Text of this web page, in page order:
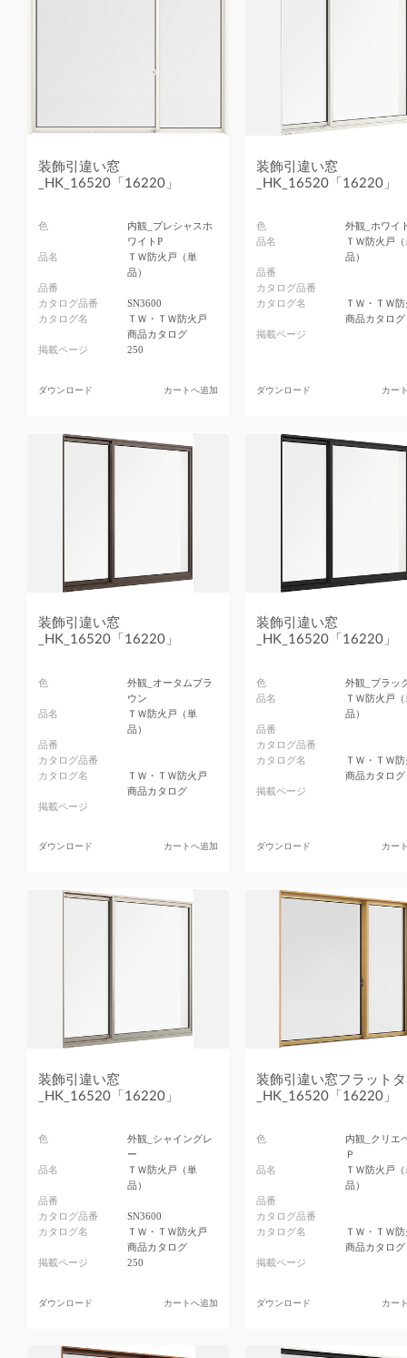
装飾引違い窓
_HK_16520「16220」
色
内観_プレシャスホ
ワイトP
品名
ＴＷ防火戸（単
品）
品番
カタログ品番
SN3600
カタログ名
ＴＷ・ＴＷ防火戸
商品カタログ
掲載ページ
250
ダウンロード カートへ追加
装飾引違い窓
_HK_16520「16220」
色
外観_ホワイ
品名
ＴＷ防火戸
品）
品番
カタログ品番
カタログ名
ＴＷ・ＴＷ
商品カタログ
掲載ページ
ダウンロード カー
装飾引違い窓
_HK_16520「16220」
色
外観_オータムブラ
ウン
品名
ＴＷ防火戸（単
品）
品番
カタログ品番
カタログ名
ＴＷ・ＴＷ防火戸
商品カタログ
掲載ページ
ダウンロード カートへ追加
装飾引違い窓
_HK_16520「16220」
色
外観_ブラッ
品名
ＴＷ防火戸
品）
品番
カタログ品番
カタログ名
ＴＷ・ＴＷ
商品カタログ
掲載ページ
ダウンロード カー
装飾引違い窓
_HK_16520「16220」
色
外観_シャイングレ
ー
品名
ＴＷ防火戸（単
品）
品番
カタログ品番
SN3600
カタログ名
ＴＷ・ＴＷ防火戸
商品カタログ
掲載ページ
250
ダウンロード カートへ追加
装飾引違い窓フラット
_HK_16520「16220」
色
内観_クリエ
Ｐ
品名
ＴＷ防火戸
品）
品番
カタログ品番
カタログ名
ＴＷ・ＴＷ
商品カタログ
掲載ページ
ダウンロード カー